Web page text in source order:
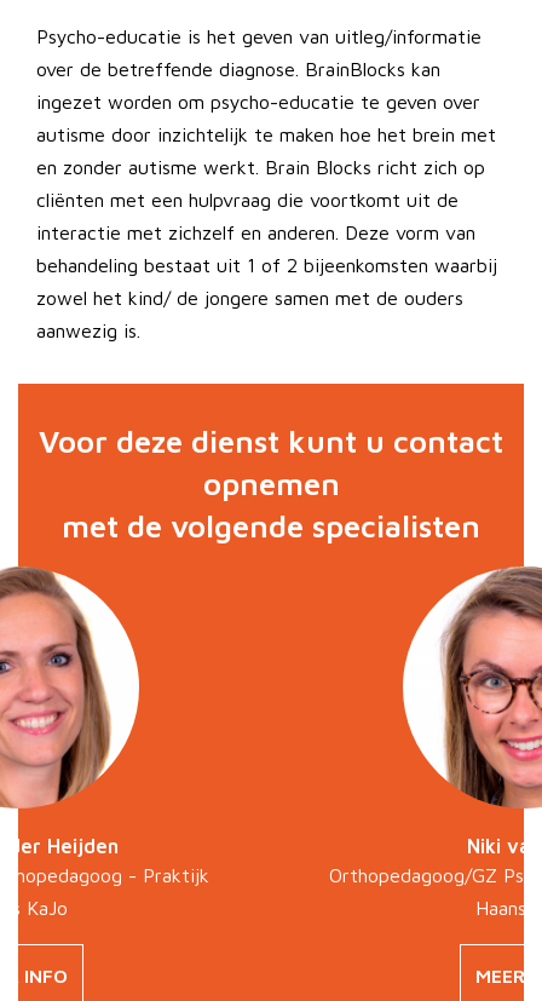
Psycho-educatie is het geven van uitleg/informatie
over de betreffende diagnose. BrainBlocks kan
ingezet worden om psycho-educatie te geven over
autisme door inzichtelijk te maken hoe het brein met
en zonder autisme werkt. Brain Blocks richt zich op
cliënten met een hulpvraag die voortkomt uit de
interactie met zichzelf en anderen. Deze vorm van
behandeling bestaat uit 1 of 2 bijeenkomsten waarbij
zowel het kind/ de jongere samen met de ouders
aanwezig is.
Voor deze dienst kunt u contact
opnemen
met de volgende specialisten
der Heijden
- Praktijk
KaJo
INFO
Niki
Orthopedagoog/GZ
Haans
MEER